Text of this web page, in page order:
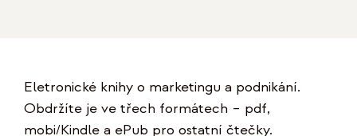
Eletronické knihy o marketingu a podnikání.
Obdržíte je ve třech formátech – pdf,
mobi/Kindle a ePub pro ostatní čtečky.